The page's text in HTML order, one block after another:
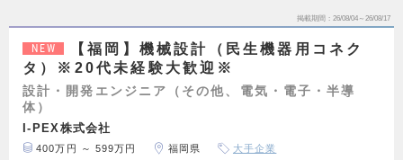
掲載期間 26/08/04～26/08/17
NEW
【福岡】機械設計（民生機器用コネク
タ）※20代未経験大歓迎※
設計・開発エンジニア（その他、電気・電子・半導
体）
I-PEX株式会社
400万円 ～ 599万円 福岡県 大手企業